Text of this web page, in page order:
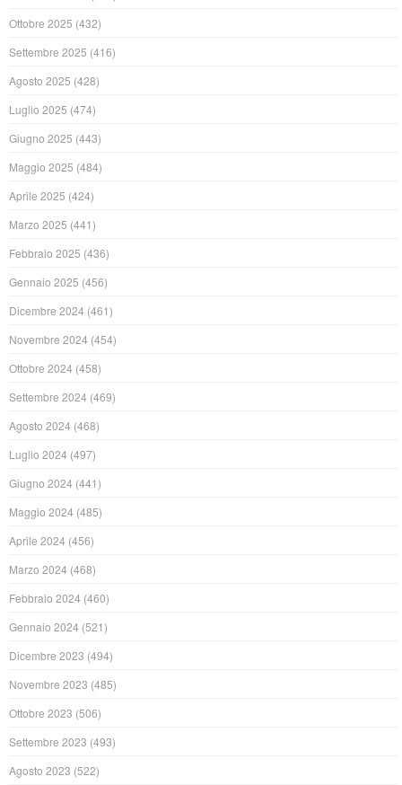
Ottobre 2025 (432)
Settembre 2025 (416)
Agosto 2025 (428)
Luglio 2025 (474)
Giugno 2025 (443)
Maggio 2025 (484)
Aprile 2025 (424)
Marzo 2025 (441)
Febbraio 2025 (436)
Gennaio 2025 (456)
Dicembre 2024 (461)
Novembre 2024 (454)
Ottobre 2024 (458)
Settembre 2024 (469)
Agosto 2024 (468)
Luglio 2024 (497)
Giugno 2024 (441)
Maggio 2024 (485)
Aprile 2024 (456)
Marzo 2024 (468)
Febbraio 2024 (460)
Gennaio 2024 (521)
Dicembre 2023 (494)
Novembre 2023 (485)
Ottobre 2023 (506)
Settembre 2023 (493)
Agosto 2023 (522)